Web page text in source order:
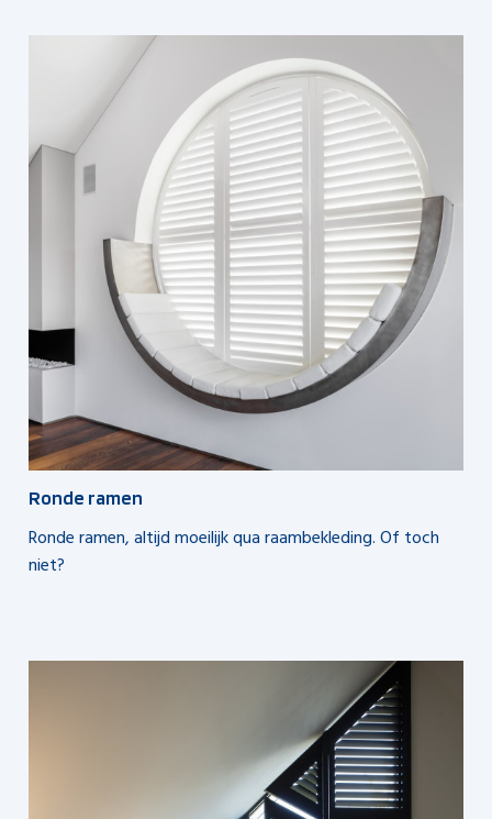
Ronde ramen
Ronde ramen, altijd moeilijk qua raambekleding. Of toch
niet?